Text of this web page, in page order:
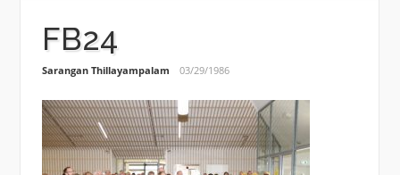
FB24
Sarangan Thillayampalam 03/29/1986